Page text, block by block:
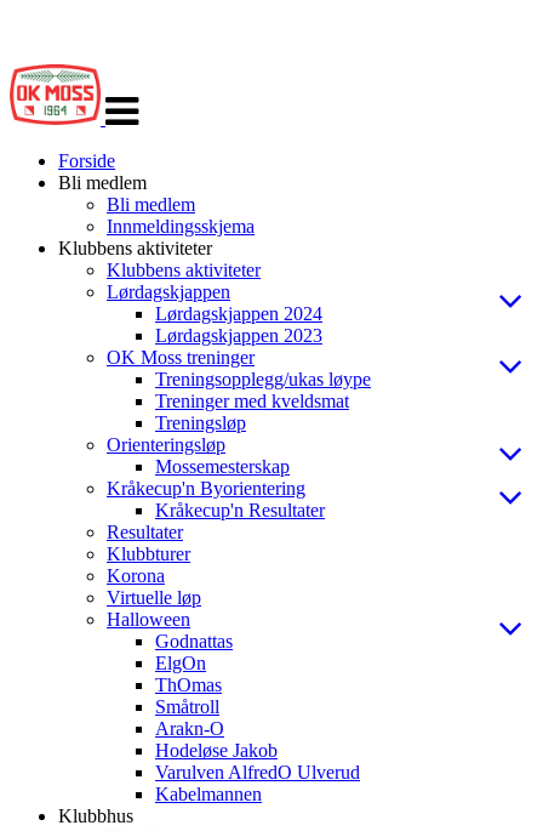
navigasjon
Forside
Bli medlem
Bli medlem
Innmeldingsskjema
Klubbens aktiviteter
Klubbens aktiviteter
Lørdagskjappen
Lørdagskjappen 2024
Lørdagskjappen 2023
OK Moss treninger
Treningsopplegg/ukas løype
Treninger med kveldsmat
Treningsløp
Orienteringsløp
Mossemesterskap
Kråkecup'n Byorientering
Kråkecup'n Resultater
Resultater
Klubbturer
Korona
Virtuelle løp
Halloween
Godnattas
ElgOn
ThOmas
Småtroll
Arakn-O
Hodeløse Jakob
Varulven AlfredO Ulverud
Kabelmannen
Klubbhus